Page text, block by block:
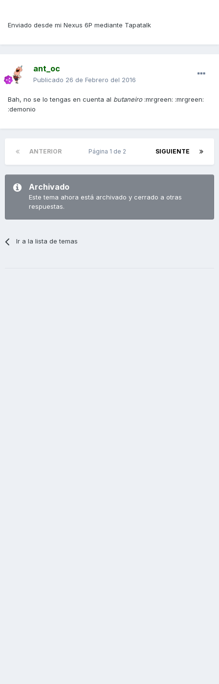
Enviado desde mi Nexus 6P mediante Tapatalk
ant_oc
Publicado 26 de Febrero del 2016
Bah, no se lo tengas en cuenta al butaneiro:mrgreen: :mrgreen:
:demonio
ANTERIOR SIGUIENTE
Página 1 de 2
Archivado
Este tema ahora está archivado y cerrado a otras
respuestas.
Ir a la lista de temas